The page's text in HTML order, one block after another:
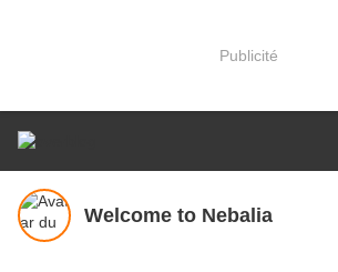
Publicité
Welcome to Nebalia